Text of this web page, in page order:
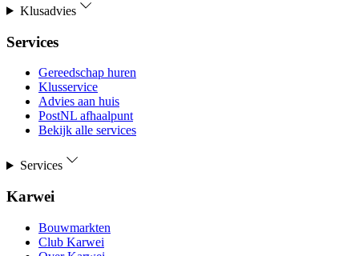
Klusadvies
Services
Gereedschap huren
Klusservice
Advies aan huis
PostNL afhaalpunt
Bekijk alle services
Services
Karwei
Bouwmarkten
Club Karwei